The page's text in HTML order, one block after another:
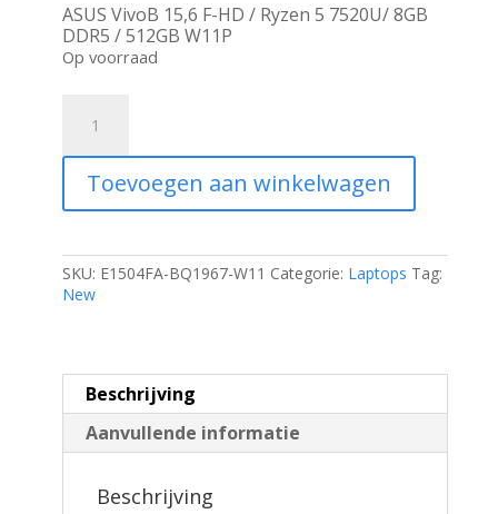
ASUS VivoB 15,6 F-HD / Ryzen 5 7520U/ 8GB
DDR5 / 512GB W11P
Op voorraad
Vivobook
15
15,6''
HD
IPS
|
7520U
8GB
DDR5
512GB
Toevoegen aan winkelwagen
SKU: E1504FA-BQ1967-W11 Categorie: Laptops Tag:
New
Beschrijving
Aanvullende informatie
Beschrijving